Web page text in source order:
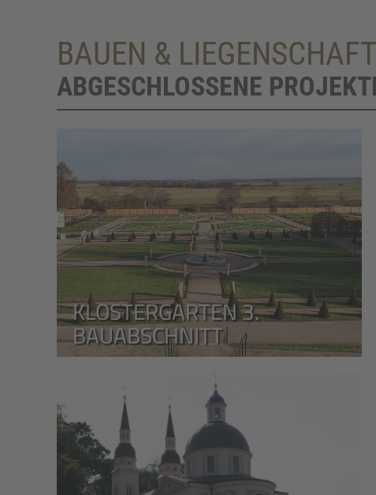
BAUEN &
ABGESCHLOSSENE
KLOSTERGARTEN 3.
BAUABSCHNITT